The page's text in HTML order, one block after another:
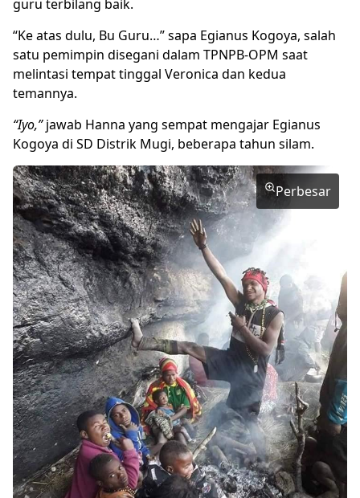
guru terbilang baik.
“Ke atas dulu, Bu Guru…” sapa Egianus Kogoya, salah
satu pemimpin disegani dalam TPNPB-OPM saat
melintasi tempat tinggal Veronica dan kedua
temannya.
“Iyo,”jawab Hanna yang sempat mengajar Egianus
Kogoya di SD Distrik Mugi, beberapa tahun silam.
Perbesar